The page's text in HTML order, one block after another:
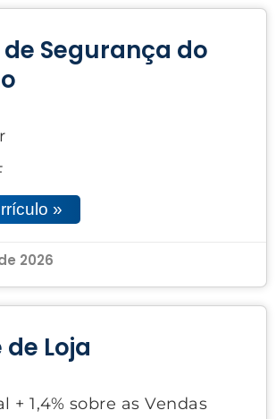
Segurança do
»
2026
Loja
+ 1,4% sobre as Vendas